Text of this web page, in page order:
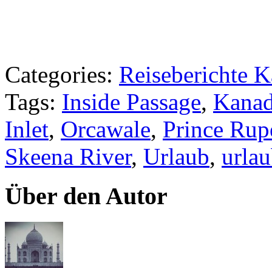
Categories: Reiseberichte
Tags: Inside Passage,
Inlet, Orcawale, Prince
Skeena River, Urlaub,
Über den Autor